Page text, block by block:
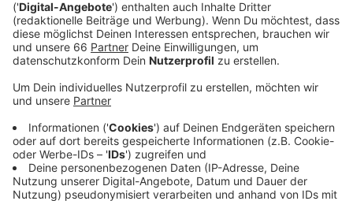
Veröffentlicht:Dienstag, 26.10.2021 11:28
Anzeige
könnt ihr ihren Bericht anhören.
Anzeige